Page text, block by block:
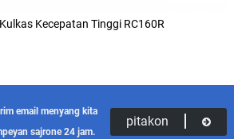
Kecepatan Tinggi RC160R
email menyang kita
sajrone 24 jam.
pitakon